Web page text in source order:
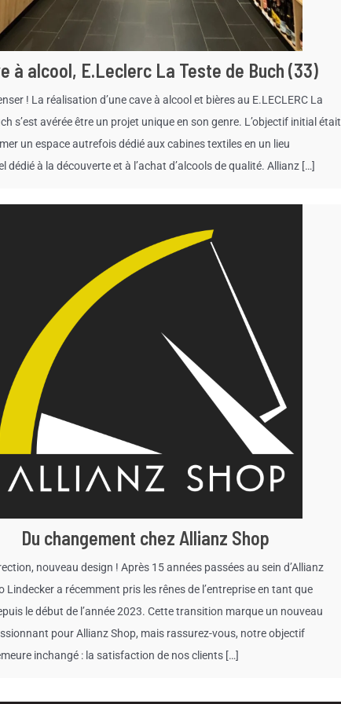
à alcool, E.Leclerc La Teste de Buch (33)
! La réalisation d’une cave à alcool et bières au E.LECLERC La
s’est avérée être un projet unique en son genre. L’objectif initial était
un espace autrefois dédié aux cabines textiles en un lieu
dédié à la découverte et à l’achat d’alcools de qualité. Allianz […]
Du changement chez Allianz Shop
nouveau design ! Après 15 années passées au sein d’Allianz
Lindecker a récemment pris les rênes de l’entreprise en tant que
le début de l’année 2023. Cette transition marque un nouveau
pour Allianz Shop, mais rassurez-vous, notre objectif
inchangé : la satisfaction de nos clients […]